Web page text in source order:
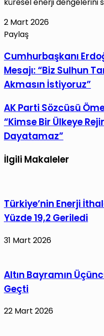
2 Mart 2026
Paylaş
Posta
ile
paylaş
Cumhurbaşkanı
Erdoğan’dan
Bölgesel
Kriz
Mesajı:
“Biz
Sulhun
Tarafındayız,
Kan
Akmasın
Cumhurbaşkanı
Mesajı: “Biz Sulhun
Akmasın İstiyoruz”
AK
Parti
Sözcüsü
Ömer
Çelik’ten
İran
Bir
Ülkeye
Değişikliği
AK Parti Sözcüsü
“Kimse Bir Ülkeye
Dayatamaz”
İlgili Makaleler
Türkiye’nin Enerji
Yüzde 19,2 Geriledi
31 Mart 2026
Altın Bayramın
Geçti
22 Mart 2026